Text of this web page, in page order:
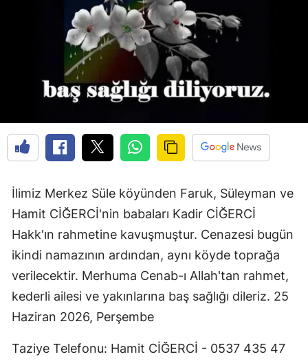
Diyarbakır
Edirne
Elazığ
Erzincan
Erzurum
Eskişehir
Gaziantep
Giresun
Gümüşhane
Hakkari
Hatay
İlimiz Merkez Süle köyünden Faruk, Süleyman ve
Hamit CİĞERCİ'nin babaları Kadir CİĞERCİ
Hakk'ın rahmetine kavuşmuştur. Cenazesi bugün
ikindi namazının ardından, aynı köyde toprağa
verilecektir. Merhuma Cenab-ı Allah'tan rahmet,
kederli ailesi ve yakınlarına baş sağlığı dileriz. 25
Haziran 2026, Perşembe
Taziye Telefonu: Hamit CİĞERCİ - 0537 435 47